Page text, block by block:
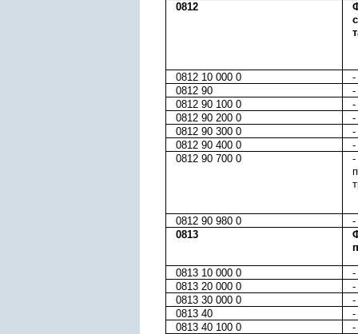
0812
0812 10 000 0
-
0812 90
-
0812 90 100 0
-
0812 90 200 0
-
0812 90 300 0
-
0812 90 400 0
-
0812 90 700 0
-
0812 90 980 0
-
0813
0813 10 000 0
-
0813 20 000 0
-
0813 30 000 0
-
0813 40
-
0813 40 100 0
-